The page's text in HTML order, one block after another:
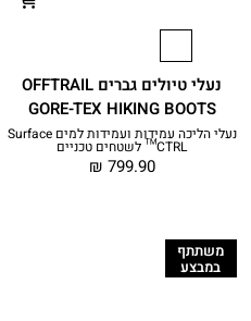
נעלי טיולים גברים OFFTRAIL
GORE-TEX HIKING BOOTS
נעלי הליכה עמידות ועמידות למים Surface
CTRL™ לשטחים טכניים
₪ 799.90
משתתף
במבצע